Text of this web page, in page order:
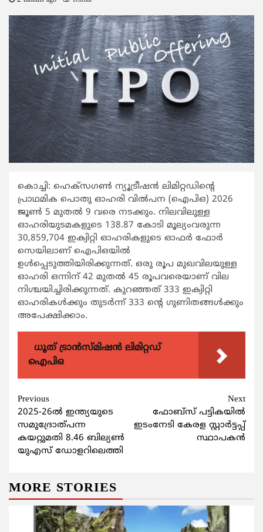
കൊച്ചി: ഹെക്സഗണ്‍ ന്യൂട്രീഷന്‍ ലിമിറ്റഡിന്‍റെ
പ്രാഥമിക പൊതു ഓഹരി വില്‍പന (ഐപിഒ) 2026
ജൂണ്‍ 5 മുതല്‍ 9 വരെ നടക്കും. നിലവിലുള്ള
ഓഹരിയുടമകളുടെ 138.87 കോടി മൂല്യംവരുന്ന
30,859,704 ഇക്വിറ്റി ഓഹരികളുടെ ഓഫര്‍ ഫോര്‍
സെയിലാണ് ഐപിഒയില്‍
ഉള്‍പ്പെടുത്തിയിരിക്കുന്നത്. ഒരു രൂപ മുഖവിലയുള്ള
ഓഹരി ഒന്നിന് 42 മുതല്‍ 45 രൂപവരെയാണ് വില
നിശ്ചയിച്ചിരിക്കുന്നത്. കുറഞ്ഞത് 333 ഇക്വിറ്റി
ഓഹരികള്‍ക്കും തുടര്‍ന്ന് 333 ന്‍റെ ഗുണിതങ്ങള്‍ക്കും
അപേക്ഷിക്കാം.
ധൂത് ട്രാൻസ്മിഷൻ ലിമിറ്റഡ്
ഐപിഒ
Continue
Reading
Previous
2025-26ൽ ഇന്ത്യയുടെ
സമുദ്രോത്പന്ന
കയറ്റുമതി 8.46 ബില്യൺ
യുഎസ് ഡോളറിലെത്തി
Next
ഫോബ്‌സ് പട്ടികയിൽ
ഇടംനേടി കേരള സ്റ്റാർട്ടപ്പ്
സ്ഥാപകൻ
MORE STORIES